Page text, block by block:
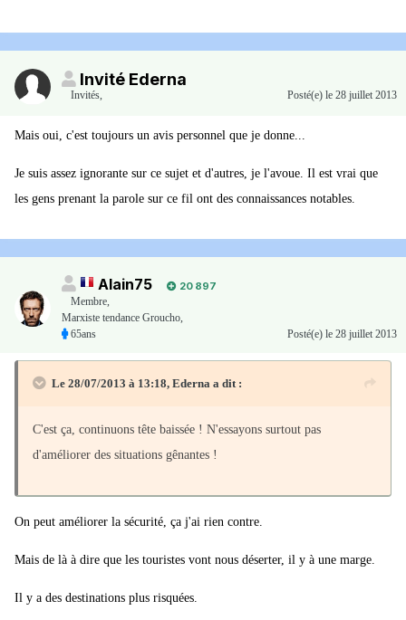
Invité Ederna
Invités Posté(e) le 28 juillet 2013
Mais oui, c'est toujours un avis personnel que je donne...
Je suis assez ignorante sur ce sujet et d'autres, je l'avoue. Il est vrai que
les gens prenant la parole sur ce fil ont des connaissances notables.
Alain75
20 897
Membre
Marxiste tendance Groucho,
65ans
Posté(e) le 28 juillet 2013
Le 28/07/2013 à 13:18, Ederna a dit :
C'est ça, continuons tête baissée ! N'essayons surtout pas
d'améliorer des situations gênantes !
On peut améliorer la sécurité, ça j'ai rien contre.
Mais de là à dire que les touristes vont nous déserter, il y à une marge.
Il y a des destinations plus risquées.